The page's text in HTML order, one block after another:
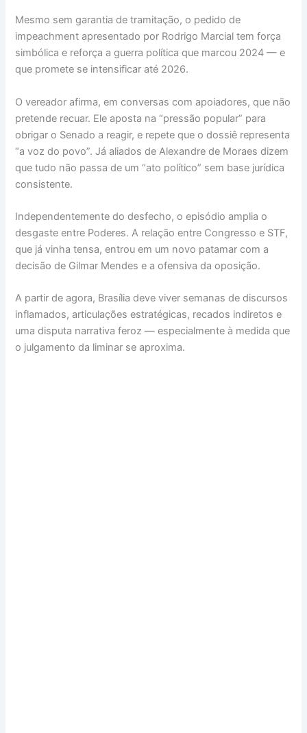
Mesmo sem garantia de tramitação, o pedido de
impeachment apresentado por Rodrigo Marcial tem força
simbólica e reforça a guerra política que marcou 2024 — e
que promete se intensificar até 2026.
O vereador afirma, em conversas com apoiadores, que não
pretende recuar. Ele aposta na “pressão popular” para
obrigar o Senado a reagir, e repete que o dossiê representa
“a voz do povo”. Já aliados de Alexandre de Moraes dizem
que tudo não passa de um “ato político” sem base jurídica
consistente.
Independentemente do desfecho, o episódio amplia o
desgaste entre Poderes. A relação entre Congresso e STF,
que já vinha tensa, entrou em um novo patamar com a
decisão de Gilmar Mendes e a ofensiva da oposição.
A partir de agora, Brasília deve viver semanas de discursos
inflamados, articulações estratégicas, recados indiretos e
uma disputa narrativa feroz — especialmente à medida que
o julgamento da liminar se aproxima.